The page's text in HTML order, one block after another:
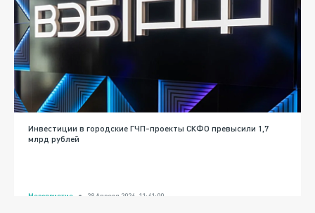
Инвестиции в городские ГЧП-проекты СКФО превысили 1,7
млрд рублей
Мероприятие 28 Апреля 2026, 11:41:00